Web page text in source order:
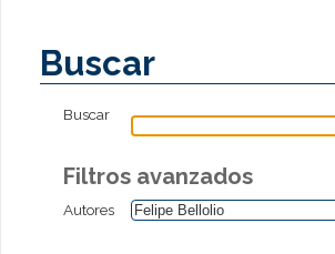
Buscar
Buscar
Filtros avanzados
Autores